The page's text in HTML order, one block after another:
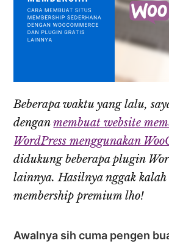
Beberapa waktu yang lalu,
denganmembuat website
WordPress menggunakan
didukung beberapa plugin
lainnya. Hasilnya nggak
membership premium lho!
Awalnya sih cuma pengen